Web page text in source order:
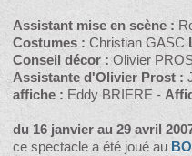
Assistant mise en scène :
Costumes : Christian GASC
Conseil décor : Olivier
Assistante d'Olivier Prost :
affiche : Eddy BRIERE -
du 16 janvier au 29 avril
ce spectacle a été joué au